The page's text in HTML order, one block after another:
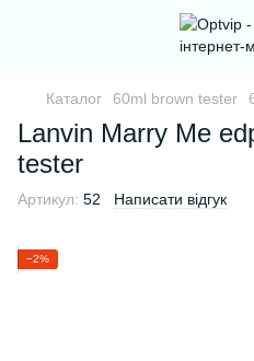
Каталог 60ml brown tester
Lanvin Marry Me
tester
Артикул: 52 Написати відгук
−2%